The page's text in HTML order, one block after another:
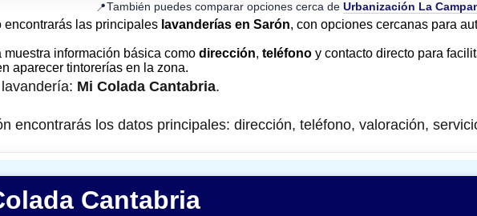
📍También puedes comparar opciones cerca de Urbanización La
encontrarás las principales lavanderías en Sarón, con opciones cercanas para
muestra información básica como dirección, teléfono y contacto directo para
aparecer tintorerías en la zona.
Mi Colada Cantabria.
encontrarás los datos principales: dirección, teléfono, valoración,
Cantabria